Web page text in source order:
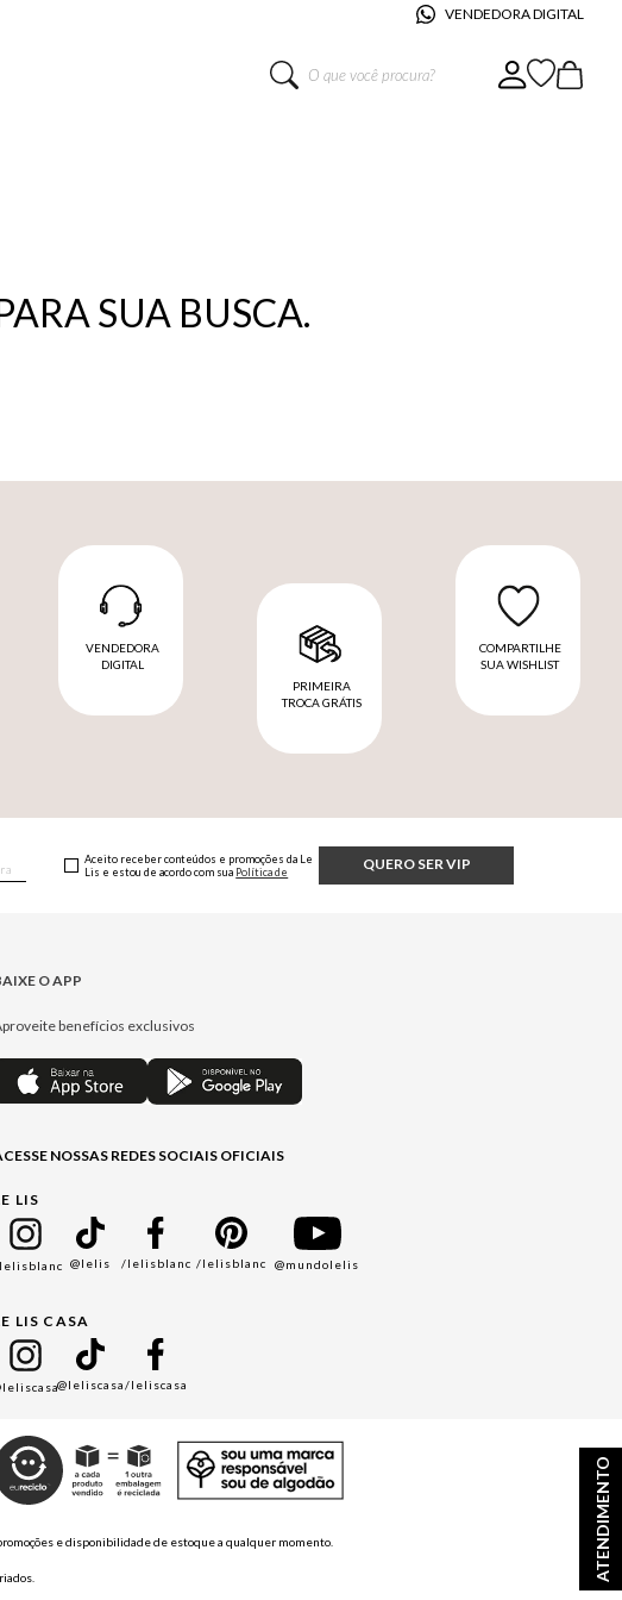
VENDEDORA DIGITAL
ATENDIMENTO
O que você procura?
SUA BUSCA.
VENDEDORA
DIGITAL
PRIMEIRA
TROCA GRÁTIS
COMPARTILHE
SUA WISHLIST
QUERO SER VIP
Aceito receber conteúdos e promoções da Le
Lis e estou de acordo com sua Política de
O APP
benefícios exclusivos
NOSSAS REDES SOCIAIS OFICIAIS
LIS
@lelis /lelisblanc /lelisblanc @mundolelis
LIS CASA
@leliscasa/leliscasa
e disponibilidade de estoque a qualquer momento.